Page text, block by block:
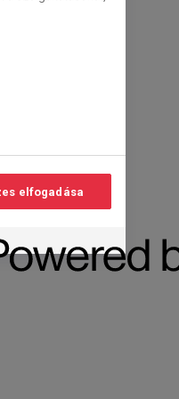
elfogadása